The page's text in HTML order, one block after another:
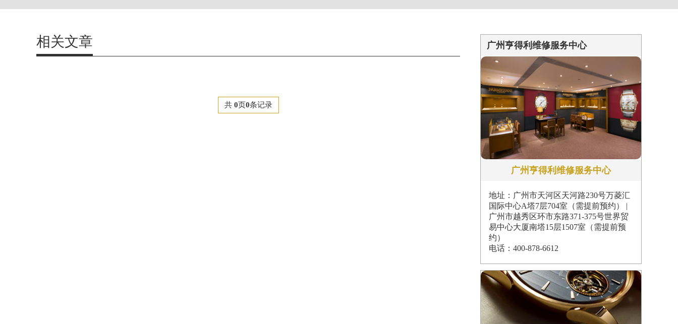
相关文章
共 0页0条记录
广州亨得利维修服务中心
广州亨得利维修服务中心
地址：广州市天河区天河路230号万菱汇
国际中心A塔7层704室（需提前预约） |
广州市越秀区环市东路371-375号世界贸
易中心大厦南塔15层1507室（需提前预
约）
电话：400-878-6612